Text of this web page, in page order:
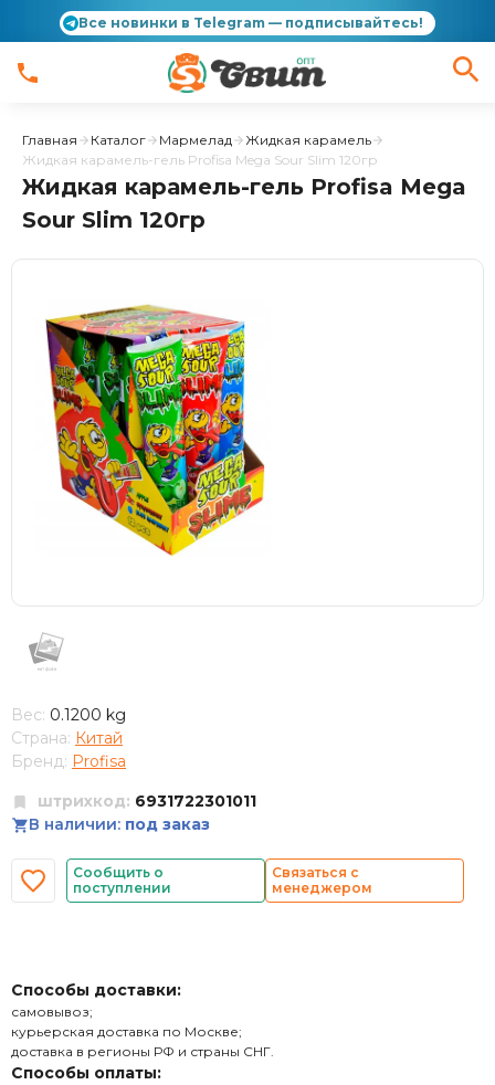
Все новинки в Telegram — подписывайтесь!
Главная Каталог Мармелад
Жидкая карамель
Жидкая карамель-гель Profisa Mega Sour Slim 120гр
Жидкая карамель-гель Profisa Mega
Sour Slim 120гр
Вес: 0.1200 kg
Страна: Китай
Бренд: Profisa
штрихкод: 6931722301011
В наличии: под заказ
Сообщить о
поступлении
Связаться с
менеджером
Способы доставки:
самовывоз;
курьерская доставка по Москве;
доставка в регионы РФ и страны СНГ.
Способы оплаты: